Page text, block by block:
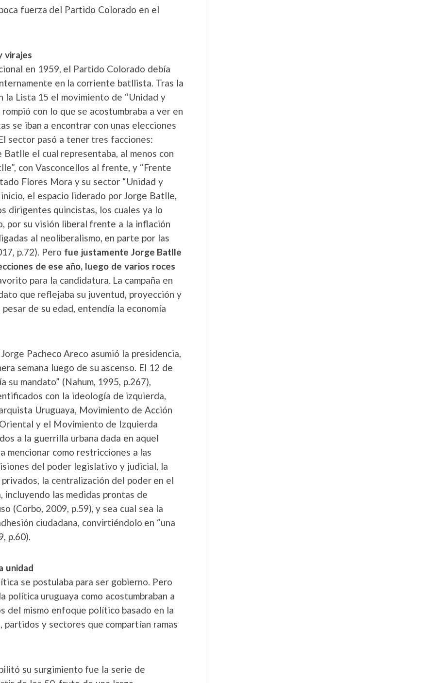
fuerza del Partido Colorado en el
virajes
en 1959, el Partido Colorado debía
en la corriente batllista. Tras la
Lista 15 el movimiento de “Unidad y
con lo que se acostumbraba a ver en
se iban a encontrar con unas elecciones
sector pasó a tener tres facciones:
el cual representaba, al menos con
con Vasconcellos al frente, y “Frente
Flores Mora y su sector “Unidad y
el espacio liderado por Jorge Batlle,
dirigentes quincistas, los cuales ya lo
por su visión liberal frente a la inflación
al neoliberalismo, en parte por las
p.72). Pero fue justamente Jorge Batlle
de ese año, luego de varios roces
para la candidatura. La campaña en
que reflejaba su juventud, proyección y
de su edad, entendía la economía
Pacheco Areco asumió la presidencia,
semana luego de su ascenso. El 12 de
mandato” (Nahum, 1995, p.267),
con la ideología de izquierda,
Uruguaya, Movimiento de Acción
y el Movimiento de Izquierda
a la guerrilla urbana dada en aquel
mencionar como restricciones a las
del poder legislativo y judicial, la
la centralización del poder en el
las medidas prontas de
(Corbo, 2009, p.59), y sea cual sea la
ciudadana, convirtiéndolo en “una
p.60).
unidad
se postulaba para ser gobierno. Pero
uruguaya como acostumbraban a
del mismo enfoque político basado en la
partidos y sectores que compartían ramas
su surgimiento fue la serie de